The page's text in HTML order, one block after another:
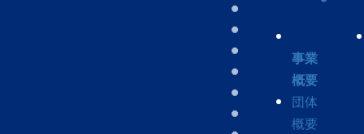
事業
概要
団体
概要